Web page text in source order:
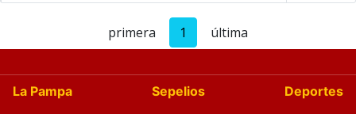
primera 1 última
La Pampa Sepelios
Deportes